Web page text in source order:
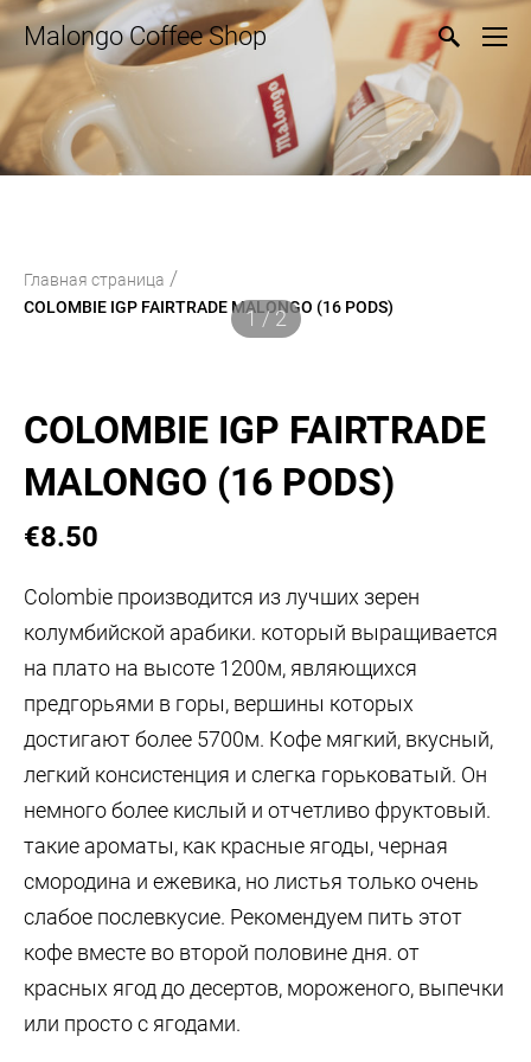
Malongo Coffee Shop
Главная страница /
COLOMBIE IGP FAIRTRADE MALONGO (16 PODS)
1 / 2
COLOMBIE IGP FAIRTRADE
MALONGO (16 PODS)
€8.50
Colombie производится из лучших зерен
колумбийской арабики. который выращивается
на плато на высоте 1200м, являющихся
предгорьями в горы, вершины которых
достигают более 5700м. Кофе мягкий, вкусный,
легкий консистенция и слегка горьковатый. Он
немного более кислый и отчетливо фруктовый.
такие ароматы, как красные ягоды, черная
смородина и ежевика, но листья только очень
слабое послевкусие. Рекомендуем пить этот
кофе вместе во второй половине дня. от
красных ягод до десертов, мороженого, выпечки
или просто с ягодами.